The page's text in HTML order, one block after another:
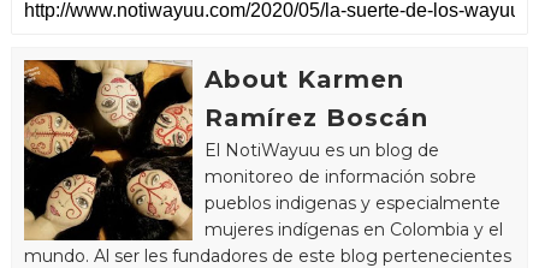
About Karmen
Ramírez Boscán
El NotiWayuu es un blog de
monitoreo de información sobre
pueblos indigenas y especialmente
mujeres indígenas en Colombia y el
mundo. Al ser les fundadores de este blog pertenecientes